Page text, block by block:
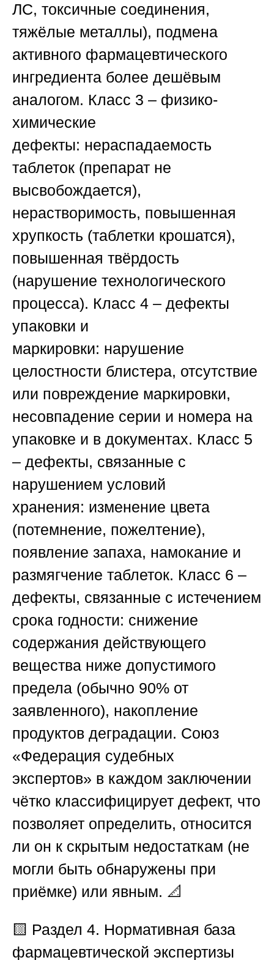
ЛС, токсичные соединения,
тяжёлые металлы), подмена
активного фармацевтического
ингредиента более дешёвым
аналогом. Класс 3 – физико-
химические
дефекты: нераспадаемость
таблеток (препарат не
высвобождается),
нерастворимость, повышенная
хрупкость (таблетки крошатся),
повышенная твёрдость
(нарушение технологического
процесса). Класс 4 – дефекты
упаковки и
маркировки: нарушение
целостности блистера, отсутствие
или повреждение маркировки,
несовпадение серии и номера на
упаковке и в документах. Класс 5
– дефекты, связанные с
нарушением условий
хранения: изменение цвета
(потемнение, пожелтение),
появление запаха, намокание и
размягчение таблеток. Класс 6 –
дефекты, связанные с истечением
срока годности: снижение
содержания действующего
вещества ниже допустимого
предела (обычно 90% от
заявленного), накопление
продуктов деградации. Союз
«Федерация судебных
экспертов» в каждом заключении
чётко классифицирует дефект, что
позволяет определить, относится
ли он к скрытым недостаткам (не
могли быть обнаружены при
приёмке) или явным. 📐
🟨 Раздел 4. Нормативная база
фармацевтической экспертизы